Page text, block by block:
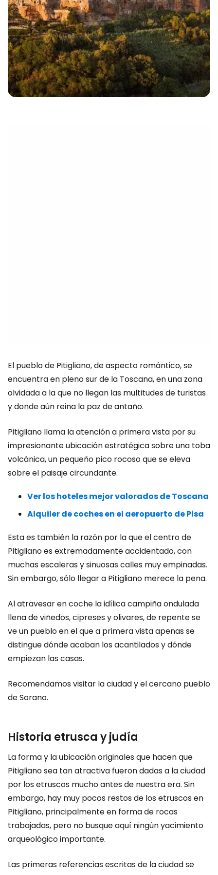
El pueblo de Pitigliano, de aspecto romántico, se
encuentra en pleno sur de la Toscana, en una zona
olvidada a la que no llegan las multitudes de turistas
y donde aún reina la paz de antaño.
Pitigliano llama la atención a primera vista por su
impresionante ubicación estratégica sobre una toba
volcánica, un pequeño pico rocoso que se eleva
sobre el paisaje circundante.
Ver los hoteles mejor valorados de Toscana
Alquiler de coches en el aeropuerto de Pisa
Esta es también la razón por la que el centro de
Pitigliano es extremadamente accidentado, con
muchas escaleras y sinuosas calles muy empinadas.
Sin embargo, sólo llegar a Pitigliano merece la pena.
Al atravesar en coche la idílica campiña ondulada
llena de viñedos, cipreses y olivares, de repente se
ve un pueblo en el que a primera vista apenas se
distingue dónde acaban los acantilados y dónde
empiezan las casas.
Recomendamos visitar la ciudad y el cercano pueblo
de Sorano.
Historia etrusca y judía
La forma y la ubicación originales que hacen que
Pitigliano sea tan atractiva fueron dadas a la ciudad
por los etruscos mucho antes de nuestra era. Sin
embargo, hay muy pocos restos de los etruscos en
Pitigliano, principalmente en forma de rocas
trabajadas, pero no busque aquí ningún yacimiento
arqueológico importante.
Las primeras referencias escritas de la ciudad se